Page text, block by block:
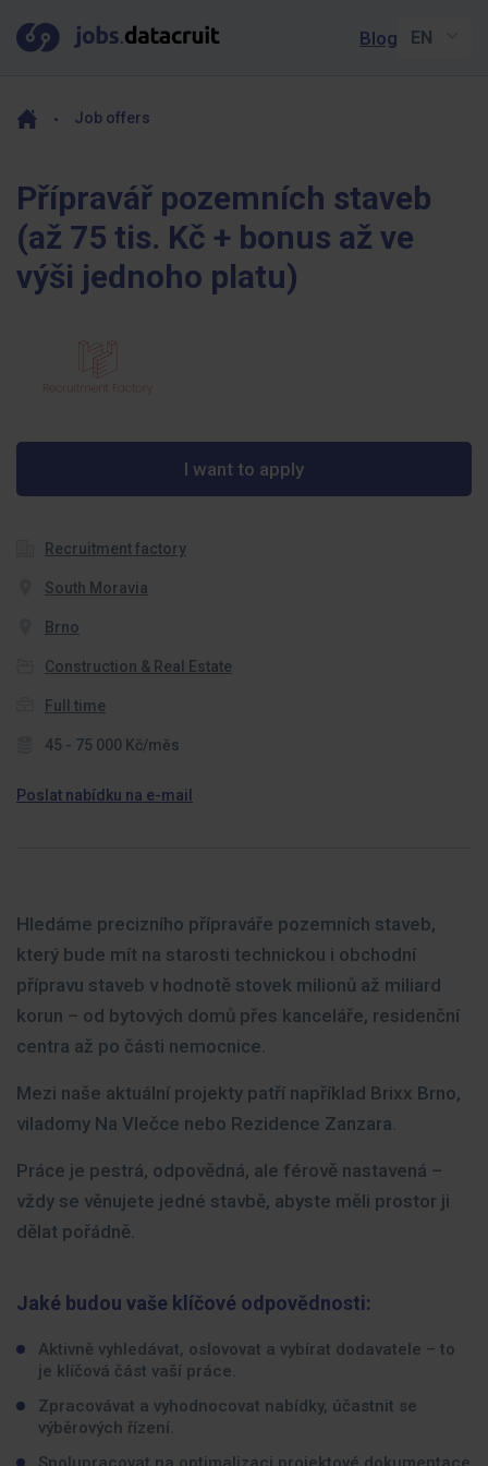
Blog
Job offers
Přípravář pozemních staveb
(až 75 tis. Kč + bonus až ve
výši jednoho platu)
I want to apply
Recruitment factory
South Moravia
Brno
Construction & Real Estate
Full time
45 - 75 000 Kč/měs
Poslat nabídku na e-mail
Hledáme precizního přípraváře pozemních staveb,
který bude mít na starosti technickou i obchodní
přípravu staveb v hodnotě stovek milionů až miliard
korun – od bytových domů přes kanceláře, residenční
centra až po části nemocnice.
Mezi naše aktuální projekty patří například Brixx Brno,
viladomy Na Vlečce nebo Rezidence Zanzara.
Práce je pestrá, odpovědná, ale férově nastavená –
vždy se věnujete jedné stavbě, abyste měli prostor ji
dělat pořádně.
Jaké budou vaše klíčové odpovědnosti:
Aktivně vyhledávat, oslovovat a vybírat dodavatele – to
je klíčová část vaší práce.
Zpracovávat a vyhodnocovat nabídky, účastnit se
výběrových řízení.